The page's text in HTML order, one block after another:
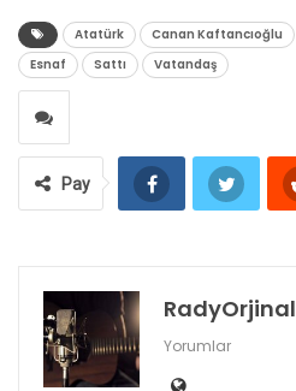
Atatürk Canan Kaftancıoğlu
Esnaf
Sattı Vatandaş
Pay
RadyOrjinal
Yorumlar